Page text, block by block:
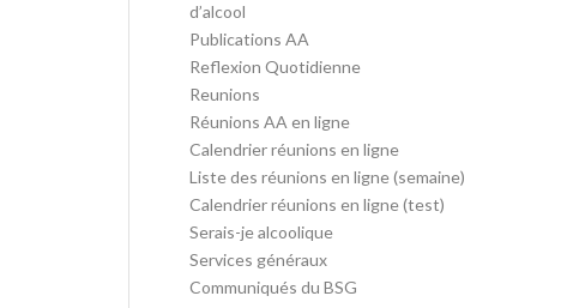
d’alcool
Publications AA
Reflexion Quotidienne
Reunions
Réunions AA en ligne
Calendrier réunions en ligne
Liste des réunions en ligne (semaine)
Calendrier réunions en ligne (test)
Serais-je alcoolique
Services généraux
Communiqués du BSG